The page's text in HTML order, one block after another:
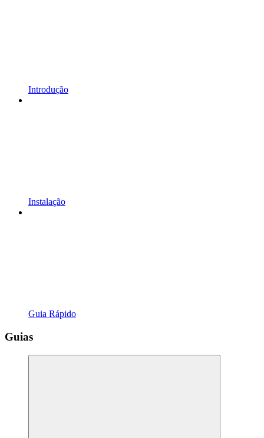
Introdução
Instalação
Guia Rápido
Guias